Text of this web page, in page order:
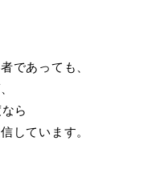
であっても、
ら
しています。